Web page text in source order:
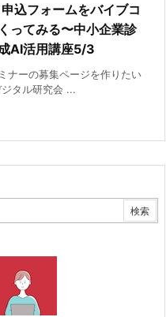
込フォームをバイブコ
ってみる〜中小企業診
AI活用講座5/3
ナーの募集ページを作りたい
タル研究会 ...